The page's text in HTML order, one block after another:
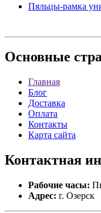
Пяльцы-рамка
Основные
Главная
Блог
Доставка
Оплата
Контакты
Карта сайта
Контактная
Рабочие часы:
Адрес: г. Озерск